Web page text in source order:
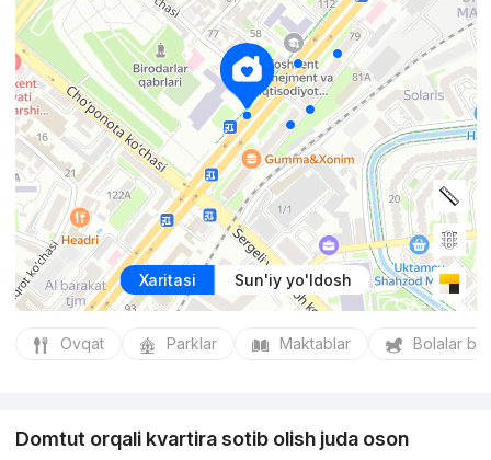
Xaritasi Sun'iy yo'ldosh
Ovqat Parklar Maktablar Bolalar
Domtut orqali kvartira sotib olish juda oson